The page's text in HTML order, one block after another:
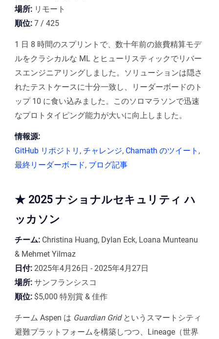
場所: リモート
順位: 7 / 425
1 日 8 時間のスプリントで、数十年前の旅費精算モデ
ルをクラシカルな ML とヒューリスティックでリバー
スエンジニアリングしました。ソリューションは隠さ
れたテストケースに十分一致し、リーダーボードのト
ップ 10 に食い込みました。このソロマラソンで迅速
なプロトタイピング能力が大いに向上しました。
情報源:
GitHub リポジトリ , チャレンジ, Chamath のツイート ,
最終リーダーボード, ブログ記事
★ 2025 ナショナルセキュリティ ハ
ッカソン
チーム: Christina Huang, Dylan Eck, Loana Munteanu
& Mehmet Yilmaz
日付: 2025年4月26日 - 2025年4月27日
場所: サンフランシスコ
順位: $5,000 特別賞 & 佳作
チーム Aspen は Guardian Gridというスマートシティ
避難プラットフォームを構築しつつ、Lineage（世界